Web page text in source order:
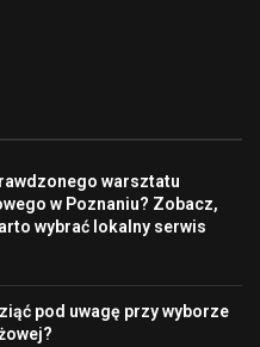
warsztatu
w Poznaniu? Zobacz,
wybrać lokalny serwis
pod uwagę przy wyborze